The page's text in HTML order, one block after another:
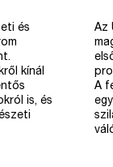
és
kínál
is, és
Az
A